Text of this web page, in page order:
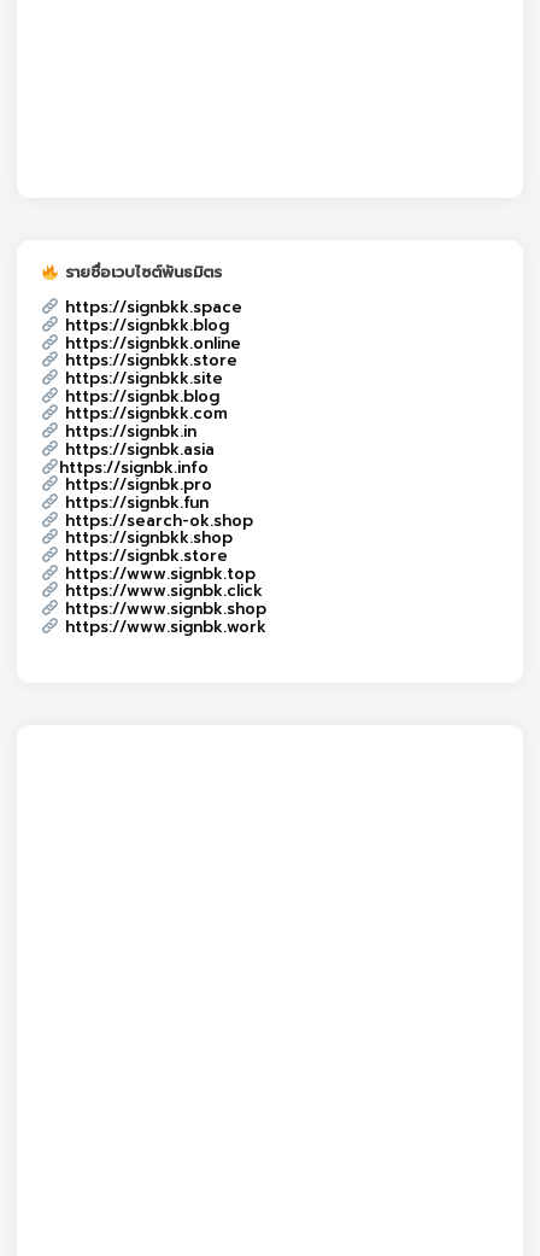
รายชื่อเวบไซต์พันธมิตร
https://signbkk.space
https://signbkk.blog
https://signbkk.online
https://signbkk.store
https://signbkk.site
https://signbk.blog
https://signbkk.com
https://signbk.in
https://signbk.asia
https://signbk.info
https://signbk.pro
https://signbk.fun
https://search-ok.shop
https://signbkk.shop
https://signbk.store
https://www.signbk.top
https://www.signbk.click
https://www.signbk.shop
https://www.signbk.work